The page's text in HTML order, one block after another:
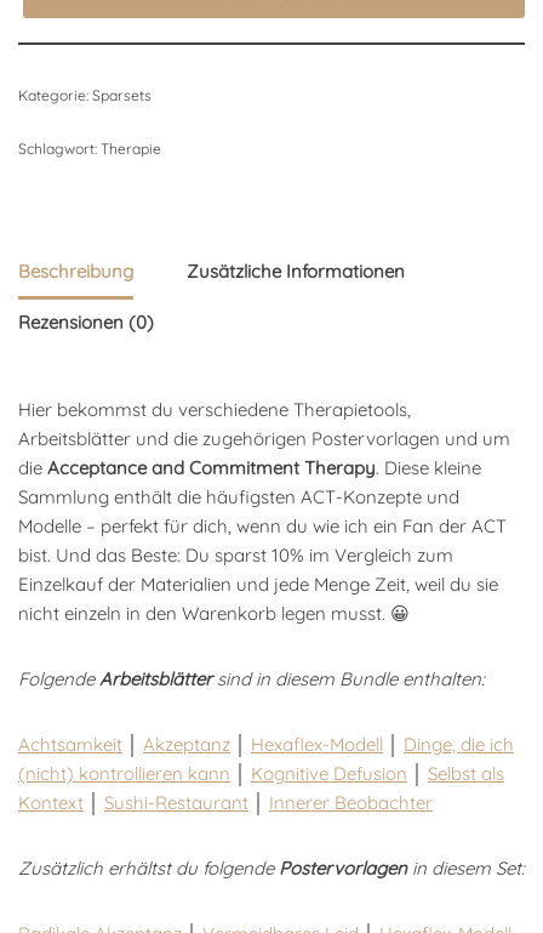
Kategorie: Sparsets
Schlagwort: Therapie
Beschreibung Zusätzliche Informationen
Rezensionen (0)
Hier bekommst du verschiedene Therapietools,
Arbeitsblätter und die zugehörigen Postervorlagen und um
die Acceptance and Commitment Therapy. Diese kleine
Sammlung enthält die häufigsten ACT-Konzepte und
Modelle – perfekt für dich, wenn du wie ich ein Fan der ACT
bist. Und das Beste: Du sparst 10% im Vergleich zum
Einzelkauf der Materialien und jede Menge Zeit, weil du sie
nicht einzeln in den Warenkorb legen musst. 😀
Folgende Arbeitsblättersind in diesem Bundle enthalten:
Achtsamkeit Akzeptanz Hexaflex-Modell
Dinge, die ich
(nicht) kontrollieren kann
Kognitive Defusion
Selbst als
Kontext
Sushi-Restaurant Innerer Beobachter
Zusätzlich erhältst du folgende Postervorlagenin diesem Set: